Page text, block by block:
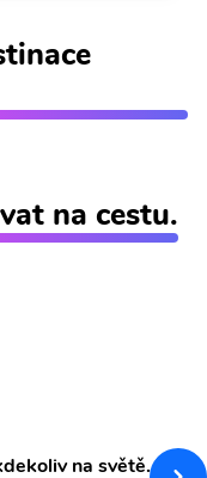
na cestu.
na světě.